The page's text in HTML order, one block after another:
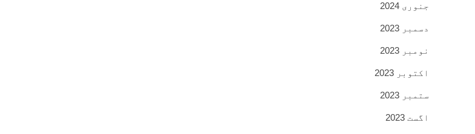
جنوری 2024
دسمبر 2023
نومبر 2023
اکتوبر 2023
ستمبر 2023
اگست 2023